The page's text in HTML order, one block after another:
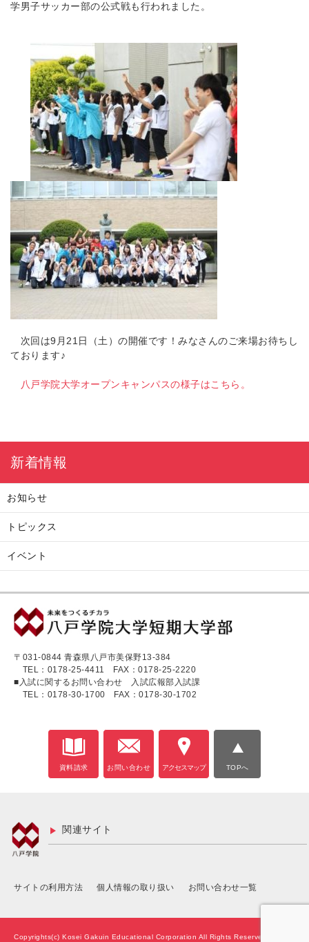
学男子サッカー部の公式戦も行われました。
次回は9月21日（土）の開催です！みなさんのご来場お待ちし
ております♪
八戸学院大学オープンキャンパスの様子はこちら。
新着情報
お知らせ
トピックス
イベント
〒031-0844 青森県八戸市美保野13-384
TEL：0178-25-4411
FAX：0178-25-2220
■入試に関するお問い合わせ 入試広報部入試課
TEL：0178-30-1700 FAX：0178-30-1702
資料請求 お問い合わせ アクセスマップ TOPへ
関連サイト
サイトの利用方法 個人情報の取り扱い お問い合わせ一覧
Copyrights(c) Kosei Gakuin Educational Corporation All Rights Reserved.